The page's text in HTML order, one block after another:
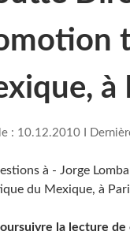
à
: 10.12.2010 I
la lecture